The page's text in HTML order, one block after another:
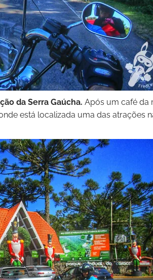
da Serra Gaúcha. Após um café da
está localizada uma das atrações